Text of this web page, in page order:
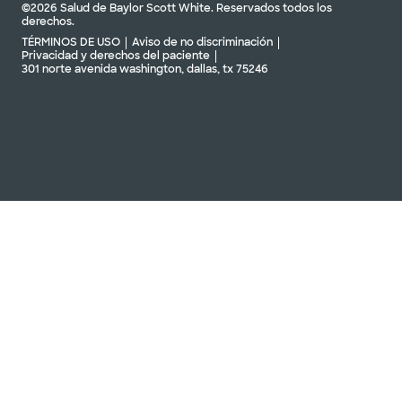
©2026 Salud de Baylor Scott White. Reservados todos los
derechos.
TÉRMINOS DE USO
Aviso de no discriminación
Privacidad y derechos del paciente
301 norte avenida washington, dallas, tx 75246